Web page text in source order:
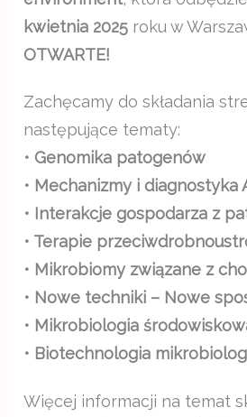
kwietnia 2025 roku w
OTWARTE!
Zachęcamy do składania
następujące tematy:
• Genomika patogenów
• Mechanizmy i diagnostyka
• Interakcje gospodarza z
• Terapie
• Mikrobiomy związane z
• Nowe techniki – Nowe
• Mikrobiologia
• Biotechnologia
Więcej informacji na temat